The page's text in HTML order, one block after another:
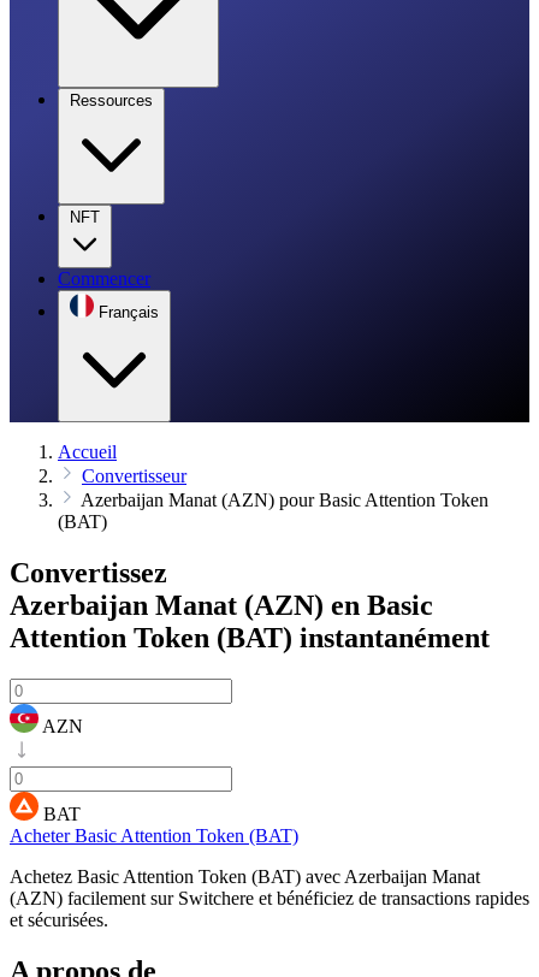
Ressources
NFT
Commencer
Français
Accueil
Convertisseur
Azerbaijan Manat (AZN) pour Basic Attention Token
(BAT)
Convertissez
Azerbaijan Manat (AZN) en Basic
Attention Token (BAT) instantanément
AZN
BAT
Acheter Basic Attention Token (BAT)
Achetez Basic Attention Token (BAT) avec Azerbaijan Manat
(AZN) facilement sur Switchere et bénéficiez de transactions rapides
et sécurisées.
A propos de